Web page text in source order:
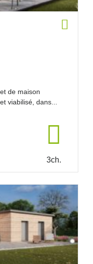
de maison
viabilisé, dans...
3ch.